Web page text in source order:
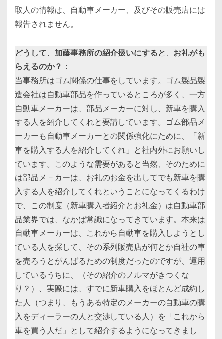
取人の情報は、自動車メーカー、及びその販売店には
報告されません。
どうして、加藤事務所の紹介扱いにすると、お礼がも
らえるのか？：
当事務所はゴム関係の仕事をしています。ゴム製品製
造会社は自動車部品を作っているところが多く、一方
自動車メーカーは、部品メーカーに対し、新車を購入
する人を紹介してくれと要請しています。ゴム部品メ
ーカーも自動車メーカーとの関係強化にために、「新
車を購入する人を紹介してくれ」と社内外にお願いし
ています。このような需要があると当然、そのために
は部品メ－カーは、お礼のお金を出してでも新車を購
入する人を紹介してくれということになってくるわけ
で、この制度（新車購入者紹介とお礼金）は自動車部
品業界では、なかば常識になってきています。本来は
自動車メーカーは、これから自動車を購入しようとし
ている人を探して、その系列販売店が何とか自社の車
を売ろうとがんばるための制度だったのですが、運用
しているうちに、（その紹介のノルマがきつくな
り？）、実際には、すでに新車購入をほとんど成約し
た人（つまり、もうある特定のメーカーの自動車の購
入をディーラーの人と交渉している人）を「これから
車を買う人だ」として紹介するようになってきまし